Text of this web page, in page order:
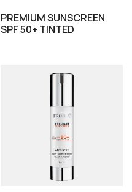
PREMIUM SUNSCREEN
SPF 50+ TINTED